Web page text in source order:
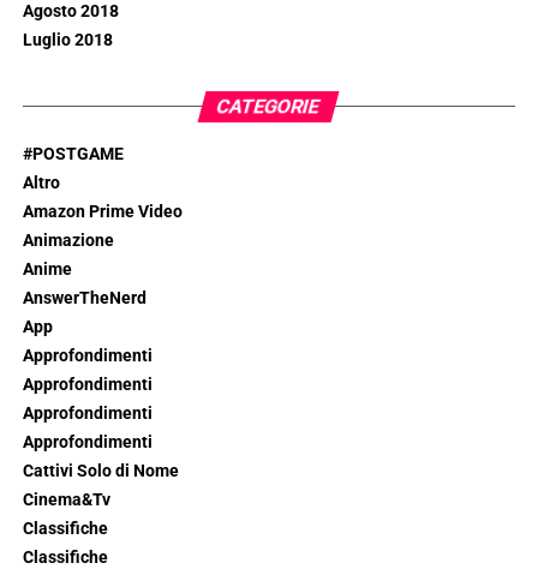
Agosto 2018
Luglio 2018
CATEGORIE
#POSTGAME
Altro
Amazon Prime Video
Animazione
Anime
AnswerTheNerd
App
Approfondimenti
Approfondimenti
Approfondimenti
Approfondimenti
Cattivi Solo di Nome
Cinema&Tv
Classifiche
Classifiche